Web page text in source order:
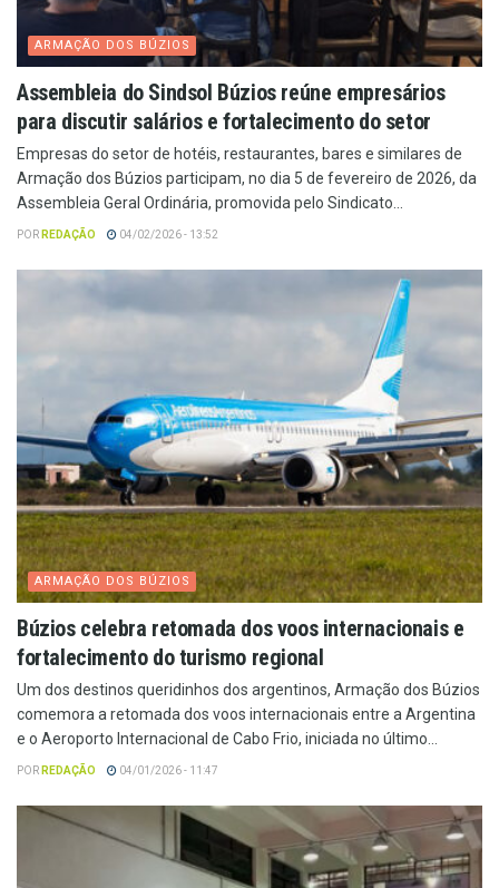
ARMAÇÃO DOS BÚZIOS
Assembleia do Sindsol Búzios reúne empresários
para discutir salários e fortalecimento do setor
Empresas do setor de hotéis, restaurantes, bares e similares de
Armação dos Búzios participam, no dia 5 de fevereiro de 2026, da
Assembleia Geral Ordinária, promovida pelo Sindicato...
POR REDAÇÃO 04/02/2026 - 13:52
ARMAÇÃO DOS BÚZIOS
Búzios celebra retomada dos voos internacionais e
fortalecimento do turismo regional
Um dos destinos queridinhos dos argentinos, Armação dos Búzios
comemora a retomada dos voos internacionais entre a Argentina
e o Aeroporto Internacional de Cabo Frio, iniciada no último...
POR REDAÇÃO 04/01/2026 - 11:47